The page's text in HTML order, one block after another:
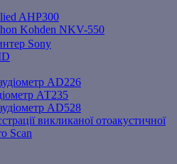
AHP300
Kohden NKV-550
Sony
AD226
АТ235
AD528
викликаної отоакустичної
Scan